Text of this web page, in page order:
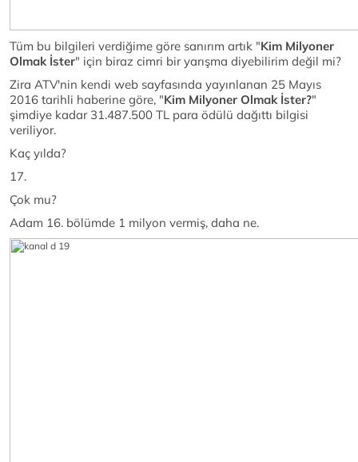
Tüm bu bilgileri verdiğime göre sanırım artık "Kim Milyoner
Olmak İster" için biraz cimri bir yarışma diyebilirim değil mi?
Zira ATV'nin kendi web sayfasında yayınlanan 25 Mayıs
2016 tarihli haberine göre, "Kim Milyoner Olmak İster?"
şimdiye kadar 31.487.500 TL para ödülü dağıttı bilgisi
veriliyor.
Kaç yılda?
17.
Çok mu?
Adam 16. bölümde 1 milyon vermiş, daha ne.